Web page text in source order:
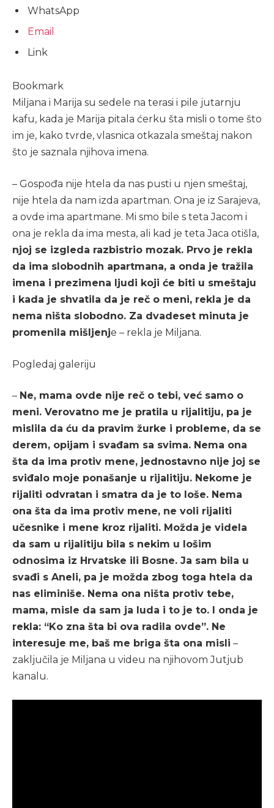
WhatsApp
Email
Link
Bookmark
Miljana i Marija su sedele na terasi i pile jutarnju
kafu, kada je Marija pitala ćerku šta misli o tome što
im je, kako tvrde, vlasnica otkazala smeštaj nakon
što je saznala njihova imena.
– Gospođa nije htela da nas pusti u njen smeštaj,
nije htela da nam izda apartman. Ona je iz Sarajeva,
a ovde ima apartmane. Mi smo bile s teta Jacom i
ona je rekla da ima mesta, ali kad je teta Jaca otišla,
njoj se izgleda razbistrio mozak. Prvo je rekla
da ima slobodnih apartmana, a onda je tražila
imena i prezimena ljudi koji će biti u smeštaju
i kada je shvatila da je reč o meni, rekla je da
nema ništa slobodno. Za dvadeset minuta je
promenila mišljenje – rekla je Miljana.
Pogledaj galeriju
– Ne, mama ovde nije reč o tebi, već samo o
meni. Verovatno me je pratila u rijalitiju, pa je
mislila da ću da pravim žurke i probleme, da se
derem, opijam i svađam sa svima. Nema ona
šta da ima protiv mene, jednostavno nije joj se
sviđalo moje ponašanje u rijalitiju. Nekome je
rijaliti odvratan i smatra da je to loše. Nema
ona šta da ima protiv mene, ne voli rijaliti
učesnike i mene kroz rijaliti. Možda je videla
da sam u rijalitiju bila s nekim u lošim
odnosima iz Hrvatske ili Bosne. Ja sam bila u
svađi s Aneli, pa je možda zbog toga htela da
nas eliminiše. Nema ona ništa protiv tebe,
mama, misle da sam ja luda i to je to. I onda je
rekla: “Ko zna šta bi ova radila ovde”. Ne
interesuje me, baš me briga šta ona misli –
zaključila je Miljana u videu na njihovom Jutjub
kanalu.